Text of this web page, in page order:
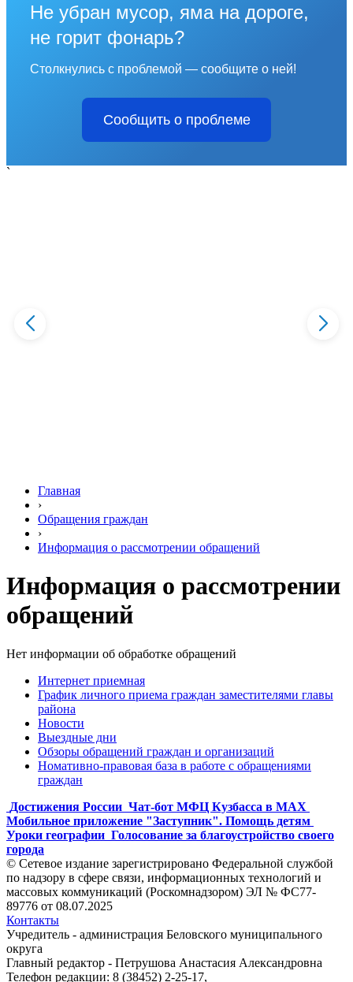
Не убран мусор, яма на дороге,
не горит фонарь?
Столкнулись с проблемой — сообщите о ней!
Сообщить о проблеме
`
Главная
›
Обращения граждан
›
Информация о рассмотрении обращений
Информация о рассмотрении
обращений
Нет информации об обработке обращений
Интернет приемная
График личного приема граждан заместителями главы
района
Новости
Выездные дни
Обзоры обращений граждан и организаций
Номативно-правовая база в работе с обращениями
граждан
Достижения России Чат-бот МФЦ Кузбасса в MAX
Мобильное приложение "Заступник". Помощь детям
Уроки географии Голосование за благоустройство своего
города
© Сетевое издание зарегистрировано Федеральной службой
по надзору в сфере связи, информационных технологий и
массовых коммуникаций (Роскомнадзором) ЭЛ № ФС77-
89776 от 08.07.2025
Контакты
Учредитель - администрация Беловского муниципального
округа
Главный редактор - Петрушова Анастасия Александровна
Телефон редакции: 8 (38452) 2-25-17,